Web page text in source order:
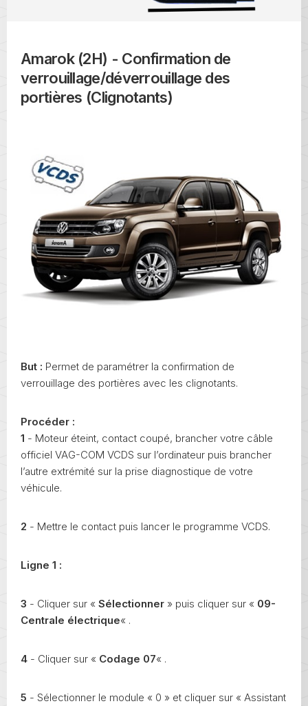
Amarok (2H) - Confirmation de
verrouillage/déverrouillage des
portières (Clignotants)
But : Permet de paramétrer la confirmation de
verrouillage des portières avec les clignotants.
Procéder :
1 - Moteur éteint, contact coupé, brancher votre câble
officiel VAG-COM VCDS sur l’ordinateur puis brancher
l’autre extrémité sur la prise diagnostique de votre
véhicule.
2 - Mettre le contact puis lancer le programme VCDS.
Ligne 1 :
3 - Cliquer sur « Sélectionner » puis cliquer sur « 09-
Centrale électrique« .
4 - Cliquer sur « Codage 07« .
5 - Sélectionner le module « 0 » et cliquer sur « Assistant